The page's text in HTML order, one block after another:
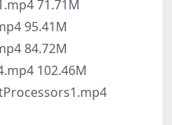
71.71M
95.41M
84.72M
102.46M